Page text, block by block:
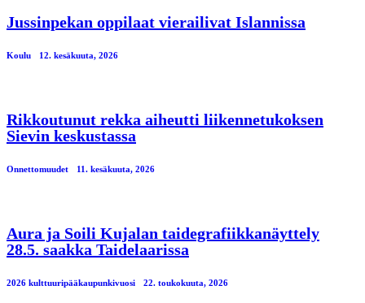
Jussinpekan oppilaat vierailivat Islannissa
Koulu 12. kesäkuuta, 2026
Rikkoutunut rekka aiheutti liikennetukoksen
Sievin keskustassa
Onnettomuudet 11. kesäkuuta, 2026
Aura ja Soili Kujalan taidegrafiikkanäyttely
28.5. saakka Taidelaarissa
2026 kulttuuripääkaupunkivuosi 22. toukokuuta, 2026